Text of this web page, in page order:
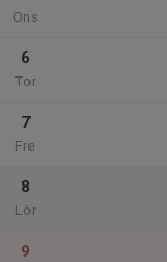
Ons
6
Tor
7
Fre
8
Lör
9